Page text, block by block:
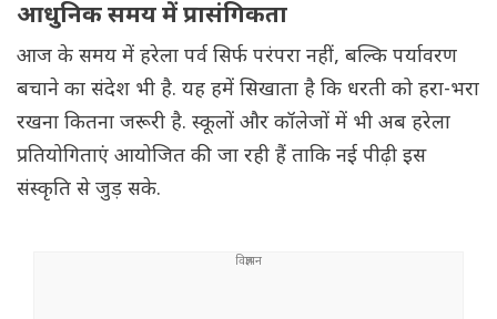
आधुनिक समय में प्रासंगिकता
आज के समय में हरेला पर्व सिर्फ परंपरा नहीं, बल्कि पर्यावरण
बचाने का संदेश भी है. यह हमें सिखाता है कि धरती को हरा-भरा
रखना कितना जरूरी है. स्कूलों और कॉलेजों में भी अब हरेला
प्रतियोगिताएं आयोजित की जा रही हैं ताकि नई पीढ़ी इस
संस्कृति से जुड़ सके.